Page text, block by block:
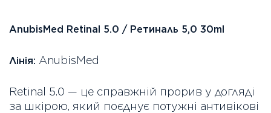
AnubisMed Retinal 5.0 / Ретиналь 5,0 30ml
Лінія: AnubisMed
Retinal 5.0 — це справжній прорив у догляді
за шкірою, який поєднує потужні антивікові